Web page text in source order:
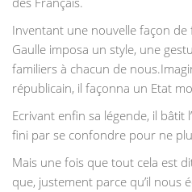
Inventant une nouvelle façon
Gaulle imposa un style, une
familiers à chacun de
républicain, il façonna un Etat
Ecrivant enfin sa légende, il bâtit
fini par se confondre pour ne
Mais une fois que tout cela est
que, justement parce qu’il nous